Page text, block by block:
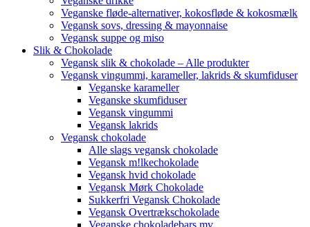
Veganske fløde-alternativer, kokosfløde & kokosmælk
Vegansk sovs, dressing & mayonnaise
Vegansk suppe og miso
Slik & Chokolade
Vegansk slik & chokolade – Alle produkter
Vegansk vingummi, karameller, lakrids & skumfiduser
Veganske karameller
Veganske skumfiduser
Vegansk vingummi
Vegansk lakrids
Vegansk chokolade
Alle slags vegansk chokolade
Vegansk m!lkechokolade
Vegansk hvid chokolade
Vegansk Mørk Chokolade
Sukkerfri Vegansk Chokolade
Vegansk Overtrækschokolade
Veganske chokoladebars mv.